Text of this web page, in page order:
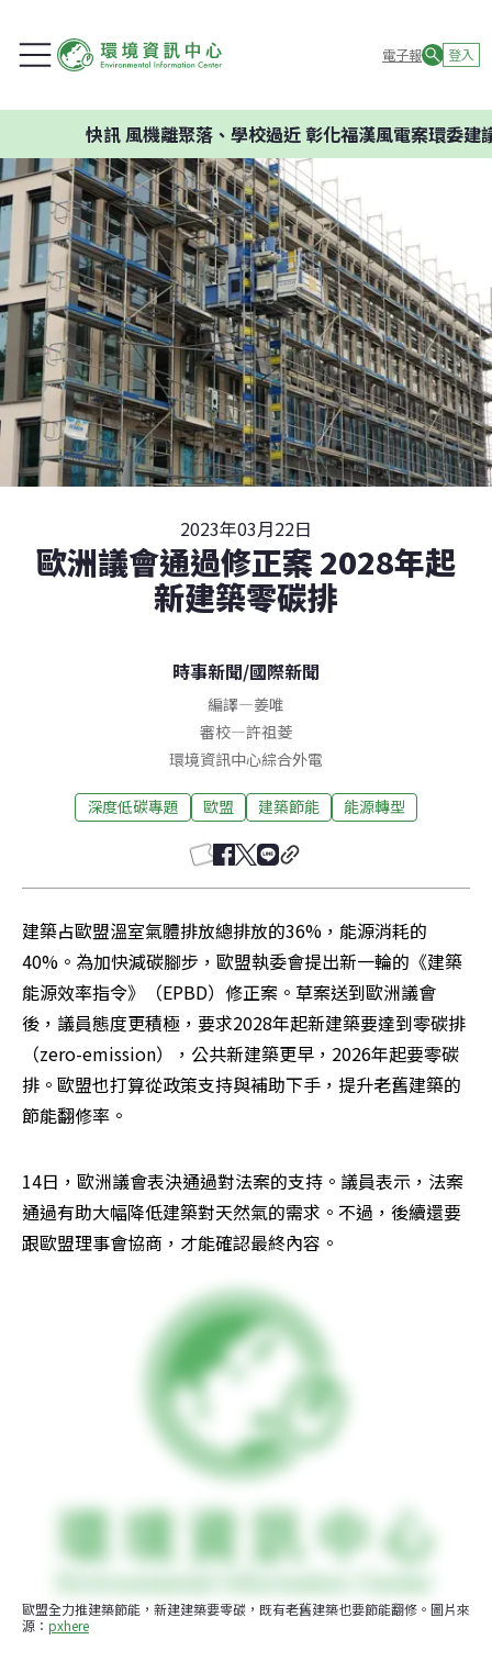
電子報 登入
快訊風機離聚落、學校過近 彰化福漢風電案環委建議不
2023年03月22日
歐洲議會通過修正案 2028年起
新建築零碳排
時事新聞/國際新聞
編譯—姜唯
審校—許祖菱
環境資訊中心綜合外電
深度低碳專題 歐盟 建築節能 能源轉型
建築占歐盟溫室氣體排放總排放的36%，能源消耗的
40%。為加快減碳腳步，歐盟執委會提出新一輪的《建築
能源效率指令》（EPBD）修正案。草案送到歐洲議會
後，議員態度更積極，要求2028年起新建築要達到零碳排
（zero-emission），公共新建築更早，2026年起要零碳
排。歐盟也打算從政策支持與補助下手，提升老舊建築的
節能翻修率。
14日，歐洲議會表決通過對法案的支持。議員表示，法案
通過有助大幅降低建築對天然氣的需求。不過，後續還要
跟歐盟理事會協商，才能確認最終內容。
歐盟全力推建築節能，新建建築要零碳，既有老舊建築也要節能翻修。圖片來
源： pxhere